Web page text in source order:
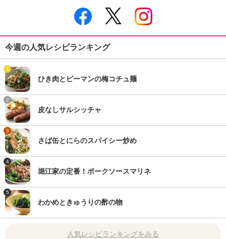
今週の人気レシピランキング
1
ひき肉とピーマンの梅コチュ麺
2
皮なしサルシッチャ
3
さば缶とにらのスパイシー炒め
4
堀江家の定番！ポークソースマリネ
5
わかめときゅうりの酢の物
人気レシピランキングをみる